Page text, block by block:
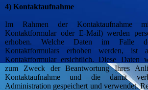
4) Kontaktaufnahme
Im Rahmen der Kontaktaufnahme
Kontaktformular oder E-Mail) werden
erhoben. Welche Daten im Falle
Kontaktformulars erhoben werden, ist
Kontaktformular ersichtlich. Diese Daten
zum Zweck der Beantwortung Ihres
Kontaktaufnahme und die damit
Administration gespeichert und verwendet.